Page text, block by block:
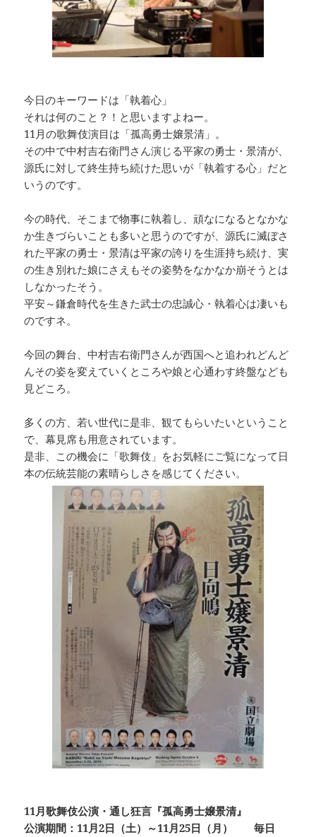
今日のキーワードは「執着心」
それは何のこと？！と思いますよねー。
11月の歌舞伎演目は「孤高勇士嬢景清」。
その中で中村吉右衛門さん演じる平家の勇士・景清が、
源氏に対して終生持ち続けた思いが「執着する心」だと
いうのです。
今の時代、そこまで物事に執着し、頑なになるとなかな
か生きづらいことも多いと思うのですが、源氏に滅ぼさ
れた平家の勇士・景清は平家の誇りを生涯持ち続け、実
の生き別れた娘にさえもその姿勢をなかなか崩そうとは
しなかったそう。
平安～鎌倉時代を生きた武士の忠誠心・執着心は凄いも
のですネ。
今回の舞台、中村吉右衛門さんが西国へと追われどんど
んその姿を変えていくところや娘と心通わす終盤なども
見どころ。
多くの方、若い世代に是非、観てもらいたいということ
で、幕見席も用意されています。
是非、この機会に「歌舞伎」をお気軽にご覧になって日
本の伝統芸能の素晴らしさを感じてください。
11月歌舞伎公演・通し狂言『孤高勇士嬢景清』
公演期間：11月2日（土）～11月25日（月） 毎日